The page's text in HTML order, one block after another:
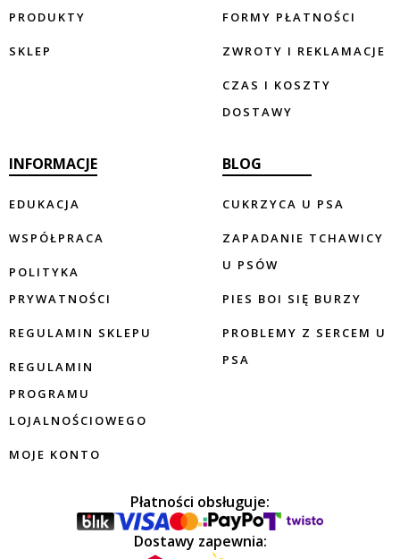
PRODUKTY
SKLEP
FORMY PŁATNOŚCI
ZWROTY I REKLAMACJE
CZAS I KOSZTY
DOSTAWY
INFORMACJE
EDUKACJA
WSPÓŁPRACA
POLITYKA
PRYWATNOŚCI
REGULAMIN SKLEPU
REGULAMIN
PROGRAMU
LOJALNOŚCIOWEGO
MOJE KONTO
BLOG
CUKRZYCA U PSA
ZAPADANIE TCHAWICY
U PSÓW
PIES BOI SIĘ BURZY
PROBLEMY Z SERCEM U
PSA
Płatności obsługuje:
Dostawy zapewnia: